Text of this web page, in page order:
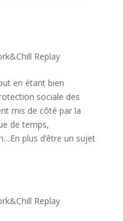
Replay
en étant bien
sociale des
mis de côté par la
de temps,
plus d’être un sujet
Replay